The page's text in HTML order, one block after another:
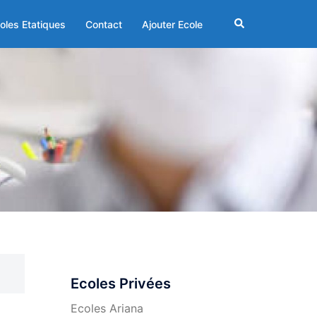
Etatiques Contact Ajouter Ecole Rechercher
Ecoles Privées
Ecoles Ariana